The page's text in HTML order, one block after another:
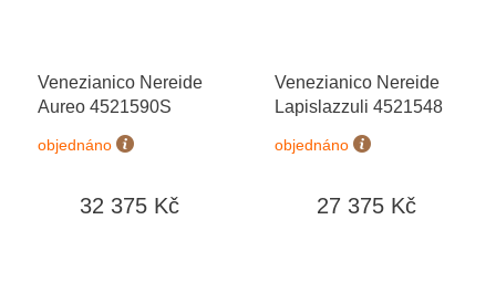
Venezianico Nereide
Aureo 4521590S
objednáno
32 375 Kč
Venezianico Nereide
Lapislazzuli 4521548
objednáno
27 375 Kč